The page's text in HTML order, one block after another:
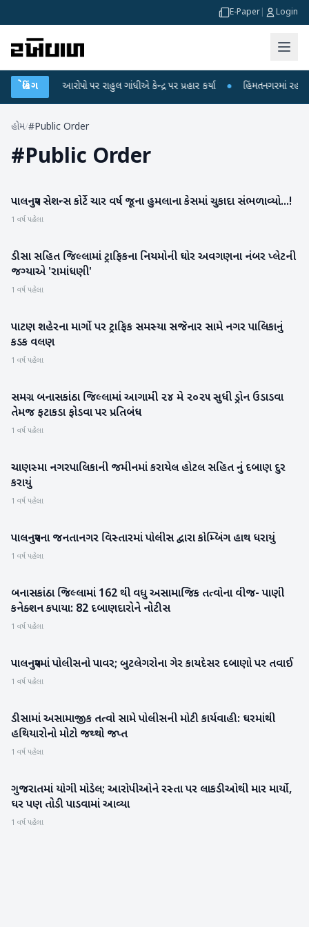
E-Paper Login
બ્રેકિંગ
લીકના આરોપો પર રાહુલ ગાંધીએ કેન્દ્ર પર પ્રહાર કર્યા ● હિંમતનગરમાં રહસ્યમય
હોમ/#Public Order
#Public Order
બનાસકાંઠા
પાલનપુર સેશન્સ કોર્ટે ચાર વર્ષ જૂના હુમલાના કેસમાં ચુકાદા સંભળાવ્યો...!
1 વર્ષ પહેલા
બનાસકાંઠા
ડીસા સહિત જિલ્લામાં ટ્રાફિકના નિયમોની ઘોર અવગણના નંબર પ્લેટની
જગ્યાએ 'રામાંધણી'
1 વર્ષ પહેલા
પાટણ
પાટણ શહેરના માર્ગો પર ટ્રાફિક સમસ્યા સજૅનાર સામે નગર પાલિકાનું
કડક વલણ
1 વર્ષ પહેલા
બનાસકાંઠા
સમગ્ર બનાસકાંઠા જિલ્લામાં આગામી ૨૪ મે ૨૦૨૫ સુધી ડ્રોન ઉડાડવા
તેમજ ફટાકડા ફોડવા પર પ્રતિબંધ
1 વર્ષ પહેલા
પાટણ
ચાણસ્મા નગરપાલિકાની જમીનમાં કરાયેલ હોટલ સહિત નું દબાણ દુર
કરાયું
1 વર્ષ પહેલા
બનાસકાંઠા
પાલનપુરના જનતાનગર વિસ્તારમાં પોલીસ દ્વારા કોમ્બિંગ હાથ ધરાયું
1 વર્ષ પહેલા
બનાસકાંઠા
બનાસકાંઠા જિલ્લામાં 162 થી વધુ અસામાજિક તત્વોના વીજ- પાણી
કનેક્શન કપાયા: 82 દબાણદારોને નોટીસ
1 વર્ષ પહેલા
બનાસકાંઠા
પાલનપુરમાં પોલીસનો પાવર; બુટલેગરોના ગેર કાયદેસર દબાણો પર તવાઈ
1 વર્ષ પહેલા
બનાસકાંઠા
ડીસામાં અસામાજીક તત્વો સામે પોલીસની મોટી કાર્યવાહી: ઘરમાંથી
હથિયારોનો મોટો જથ્થો જપ્ત
1 વર્ષ પહેલા
ગુજરાત
ગુજરાતમાં યોગી મોડેલ; આરોપીઓને રસ્તા પર લાકડીઓથી માર માર્યો,
ઘર પણ તોડી પાડવામાં આવ્યા
1 વર્ષ પહેલા